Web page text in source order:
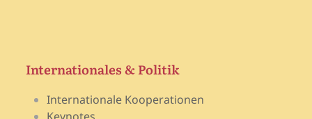
Internationales & Politik
Internationale Kooperationen